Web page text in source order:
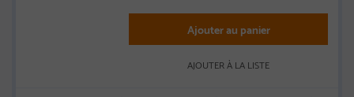
Ajouter au panier
AJOUTER À LA LISTE